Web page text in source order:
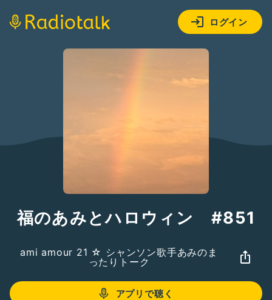
ログイン
福のあみとハロウィン #851
ami amour 21 ☆ シャンソン歌手あみのま
ったりトーク
アプリで聴く